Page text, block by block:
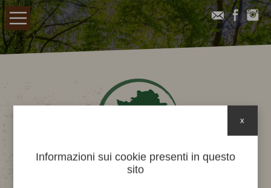
Informazioni sui cookie presenti in questo
sito
x